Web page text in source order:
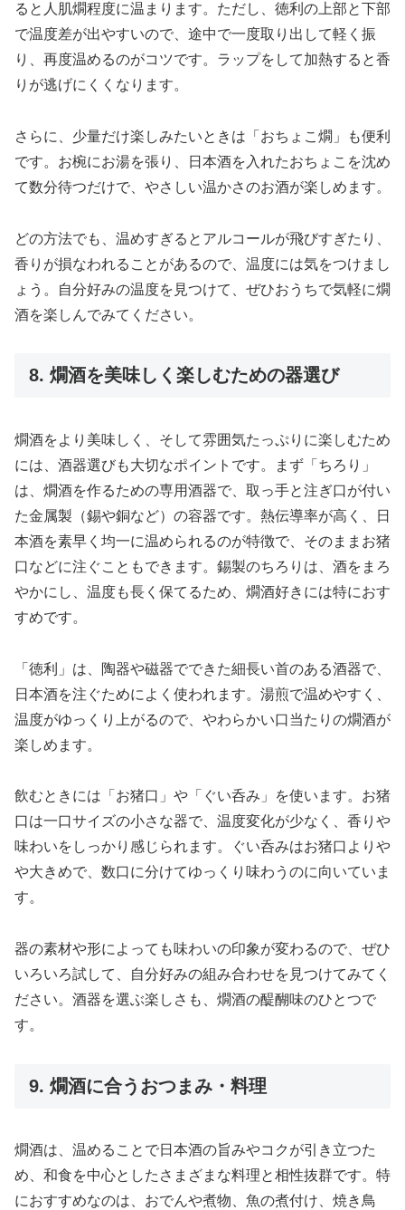
ると人肌燗程度に温まります。ただし、徳利の上部と下部
で温度差が出やすいので、途中で一度取り出して軽く振
り、再度温めるのがコツです。ラップをして加熱すると香
りが逃げにくくなります。
さらに、少量だけ楽しみたいときは「おちょこ燗」も便利
です。お椀にお湯を張り、日本酒を入れたおちょこを沈め
て数分待つだけで、やさしい温かさのお酒が楽しめます。
どの方法でも、温めすぎるとアルコールが飛びすぎたり、
香りが損なわれることがあるので、温度には気をつけまし
ょう。自分好みの温度を見つけて、ぜひおうちで気軽に燗
酒を楽しんでみてください。
8. 燗酒を美味しく楽しむための器選び
燗酒をより美味しく、そして雰囲気たっぷりに楽しむため
には、酒器選びも大切なポイントです。まず「ちろり」
は、燗酒を作るための専用酒器で、取っ手と注ぎ口が付い
た金属製（錫や銅など）の容器です。熱伝導率が高く、日
本酒を素早く均一に温められるのが特徴で、そのままお猪
口などに注ぐこともできます。錫製のちろりは、酒をまろ
やかにし、温度も長く保てるため、燗酒好きには特におす
すめです。
「徳利」は、陶器や磁器でできた細長い首のある酒器で、
日本酒を注ぐためによく使われます。湯煎で温めやすく、
温度がゆっくり上がるので、やわらかい口当たりの燗酒が
楽しめます。
飲むときには「お猪口」や「ぐい呑み」を使います。お猪
口は一口サイズの小さな器で、温度変化が少なく、香りや
味わいをしっかり感じられます。ぐい呑みはお猪口よりや
や大きめで、数口に分けてゆっくり味わうのに向いていま
す。
器の素材や形によっても味わいの印象が変わるので、ぜひ
いろいろ試して、自分好みの組み合わせを見つけてみてく
ださい。酒器を選ぶ楽しさも、燗酒の醍醐味のひとつで
す。
9. 燗酒に合うおつまみ・料理
燗酒は、温めることで日本酒の旨みやコクが引き立つた
め、和食を中心としたさまざまな料理と相性抜群です。特
におすすめなのは、おでんや煮物、魚の煮付け、焼き鳥